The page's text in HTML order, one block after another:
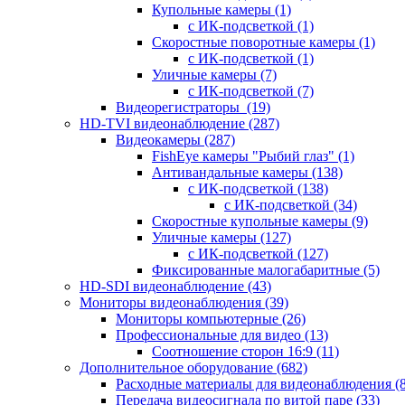
Купольные камеры (1)
с ИК-подсветкой (1)
Скоростные поворотные камеры (1)
с ИК-подсветкой (1)
Уличные камеры (7)
с ИК-подсветкой (7)
Видеорегистраторы (19)
HD-TVI видеонаблюдение (287)
Видеокамеры (287)
FishEye камеры "Рыбий глаз" (1)
Антивандальные камеры (138)
с ИК-подсветкой (138)
с ИК-подсветкой (34)
Скоростные купольные камеры (9)
Уличные камеры (127)
с ИК-подсветкой (127)
Фиксированные малогабаритные (5)
HD-SDI видеонаблюдение (43)
Мониторы видеонаблюдения (39)
Мониторы компьютерные (26)
Профессиональные для видео (13)
Соотношение сторон 16:9 (11)
Дополнительное оборудование (682)
Расходные материалы для видеонаблюдения
Передача видеосигнала по витой паре (33)